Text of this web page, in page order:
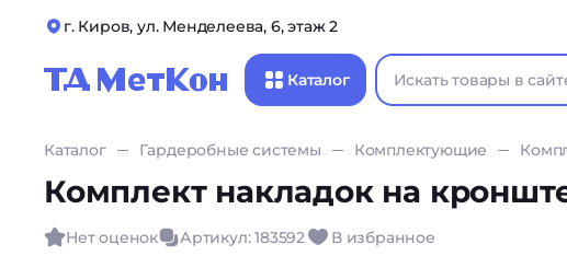
г. Киров, ул. Менделеева, 6, этаж 2
Каталог
Каталог Гардеробные системы Комплектующие
Комплект накладок на
Нет оценок Артикул: 183592 В избранное